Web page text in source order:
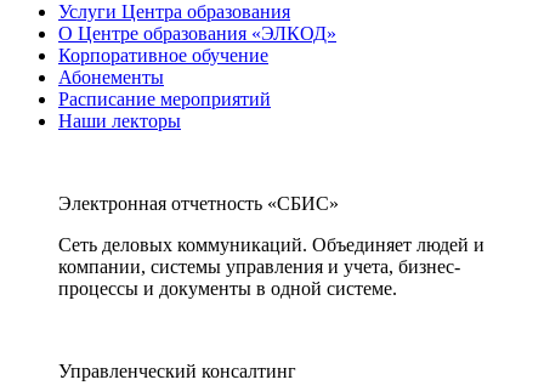
Услуги Центра образования
О Центре образования «ЭЛКОД»
Корпоративное обучение
Абонементы
Расписание мероприятий
Наши лекторы
Электронная отчетность «СБИС»
Сеть деловых коммуникаций. Объединяет людей и
компании, системы управления и учета, бизнес-
процессы и документы в одной системе.
Управленческий консалтинг